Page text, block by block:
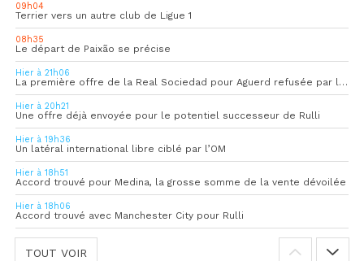
09h04
Terrier vers un autre club de Ligue 1
08h35
Le départ de Paixão se précise
Hier à 21h06
La première offre de la Real Sociedad pour Aguerd refusée par l’OM
Hier à 20h21
Une offre déjà envoyée pour le potentiel successeur de Rulli
Hier à 19h36
Un latéral international libre ciblé par l’OM
Hier à 18h51
Accord trouvé pour Medina, la grosse somme de la vente dévoilée
Hier à 18h06
Accord trouvé avec Manchester City pour Rulli
TOUT VOIR